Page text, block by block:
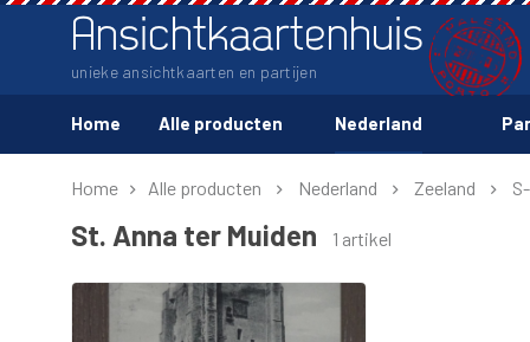
Ansichtkaartenhuis
unieke ansichtkaarten en partijen
Home Alle producten Nederland
Home Alle producten Nederland Zeeland
St. Anna ter Muiden 1 artikel